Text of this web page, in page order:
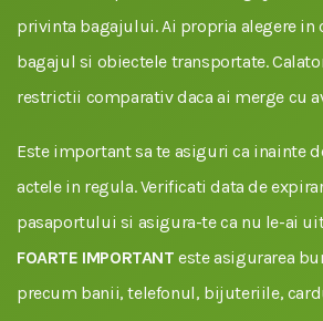
privinta bagajului. Ai propria alegere in
bagajul si obiectele transportate.
restrictii comparativ daca ai merge cu
Este important sa te asiguri ca inainte
actele in regula. Verificati data de
pasaportului si asigura-te ca nu le-ai
FOARTE IMPORTANT este asigurarea
precum banii, telefonul, bijuteriile,